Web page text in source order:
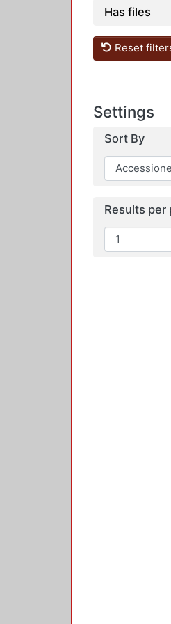
Has files
Reset
Settings
Sort By
Results per